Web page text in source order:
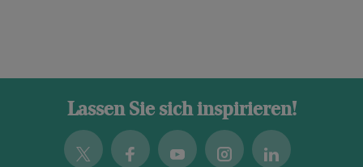
Lassen Sie sich inspirieren!
Twitter FacebookYoutubeInstagramLinkedin